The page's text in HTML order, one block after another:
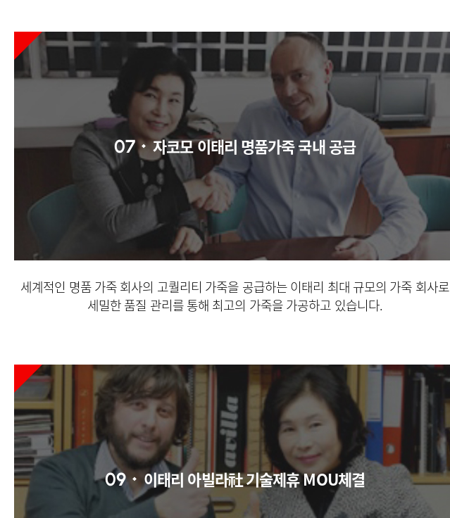
07 자코모 이태리 명품가죽 국내 공급
세계적인 명품 가죽 회사의 고퀄리티 가죽을 공급하는이태리 최대 규모의 가죽 회사로
세밀한 품질 관리를 통해 최고의 가죽을 가공하고 있습니다.
09 이태리 아빌라社 기술제휴 MOU체결